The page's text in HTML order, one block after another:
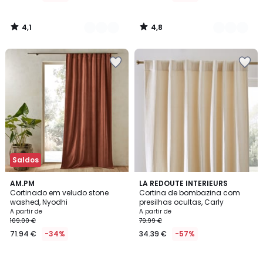
4,1
/
4,8
/
Saldos
AM.PM
Cortinado em veludo stone
washed, Nyodhi
A partir de
109.00 €
71.94 € -34%
3,3
/ 5
5
Cores
LA REDOUTE INTERIEURS
Cortina de bombazina com
presilhas ocultas, Carly
A partir de
79.99 €
34.39 € -57%
4,8
/ 5
3
Cores